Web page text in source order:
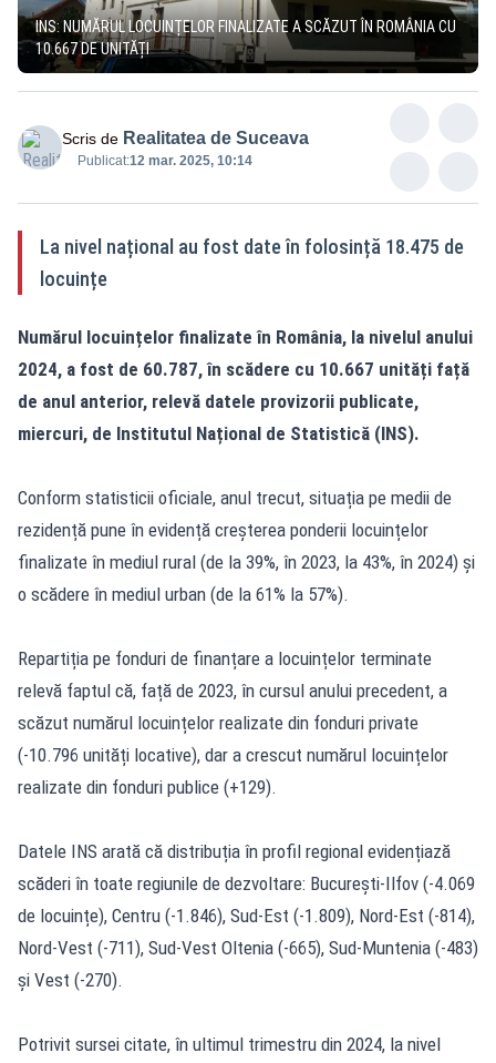
INS: NUMĂRUL LOCUINȚELOR FINALIZATE A SCĂZUT ÎN ROMÂNIA CU
10.667 DE UNITĂȚI
Scris de Realitatea de Suceava
Publicat:12 mar. 2025, 10:14
La nivel național au fost date în folosință 18.475 de
locuințe
Numărul locuințelor finalizate în România, la nivelul anului
2024, a fost de 60.787, în scădere cu 10.667 unități față
de anul anterior, relevă datele provizorii publicate,
miercuri, de Institutul Național de Statistică (INS).
Conform statisticii oficiale, anul trecut, situația pe medii de
rezidență pune în evidență creșterea ponderii locuințelor
finalizate în mediul rural (de la 39%, în 2023, la 43%, în 2024) și
o scădere în mediul urban (de la 61% la 57%).
Repartiția pe fonduri de finanțare a locuințelor terminate
relevă faptul că, față de 2023, în cursul anului precedent, a
scăzut numărul locuințelor realizate din fonduri private
(-10.796 unități locative), dar a crescut numărul locuințelor
realizate din fonduri publice (+129).
Datele INS arată că distribuția în profil regional evidențiază
scăderi în toate regiunile de dezvoltare: București-Ilfov (-4.069
de locuințe), Centru (-1.846), Sud-Est (-1.809), Nord-Est (-814),
Nord-Vest (-711), Sud-Vest Oltenia (-665), Sud-Muntenia (-483)
și Vest (-270).
Potrivit sursei citate, în ultimul trimestru din 2024, la nivel